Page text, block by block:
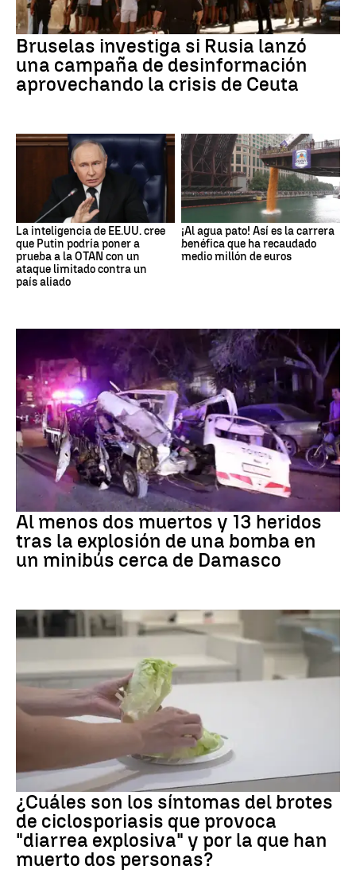
Bruselas investiga si Rusia lanzó
una campaña de desinformación
aprovechando la crisis de Ceuta
La inteligencia de EE.UU. cree
que Putin podría poner a
prueba a la OTAN con un
ataque limitado contra un
país aliado
¡Al agua pato! Así es la carrera
benéfica que ha recaudado
medio millón de euros
Al menos dos muertos y 13 heridos
tras la explosión de una bomba en
un minibús cerca de Damasco
Brote
¿Cuáles son los síntomas del brotes
de ciclosporiasis que provoca
"diarrea explosiva" y por la que han
muerto dos personas?